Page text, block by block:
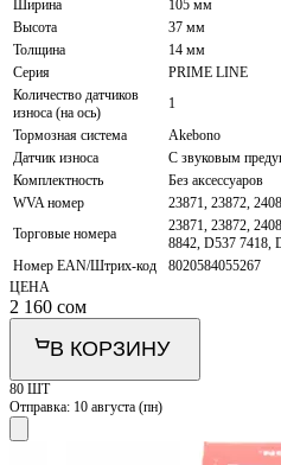
Ширина
105 мм
Высота
37 мм
Толщина
14 мм
Серия
PRIME LINE
Количество датчиков
износа (на ось)
1
Тормозная система
Akebono
Датчик износа
С звуковым
Комплектность
Без аксессуаров
WVA номер
23871, 23872,
Торговые номера
23871, 23872,
8842, D537 7418,
Номер EAN/Штрих-код
8020584055267
ЦЕНА
2 160 сом
В КОРЗИНУ
80 ШТ
Отправка: 10 августа (пн)